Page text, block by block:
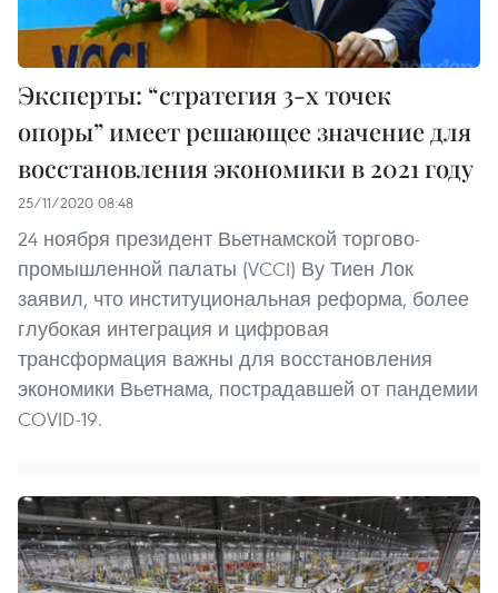
Эксперты: “стратегия 3-х точек
опоры” имеет решающее значение для
восстановления экономики в 2021 году
25/11/2020 08:48
24 ноября президент Вьетнамской торгово-
промышленной палаты (VCCI) Ву Тиен Лок
заявил, что институциональная реформа, более
глубокая интеграция и цифровая
трансформация важны для восстановления
экономики Вьетнама, пострадавшей от пандемии
COVID-19.